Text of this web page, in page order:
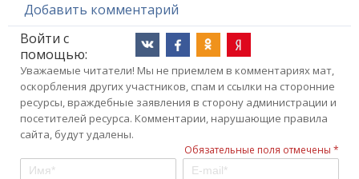
Добавить комментарий
Войти с
помощью:
Уважаемые читатели! Мы не приемлем в комментариях мат,
оскорбления других участников, спам и ссылки на сторонние
ресурсы, враждебные заявления в сторону администрации и
посетителей ресурса. Комментарии, нарушающие правила
сайта, будут удалены.
Обязательные поля отмечены *